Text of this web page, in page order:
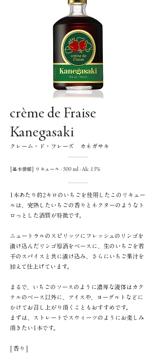
crème de Fraise
Kanegasaki
クレーム・ド・フレーズ カネガサキ
[基本情報] リキュール - 500 ml - Alc. 15%
1本あたり約2キロのいちごを使用したこのリキュー
ルは、完熟したいちごの香りとネクターのようなト
ロっとした酒質が特徴です。
ニュートラルのスピリッツにフレッシュのリンゴを
漬け込んだリンゴ原酒をベースに、生のいちごを若
干のスパイスと共に漬け込み、さらにいちご果汁を
加えて仕上げています。
まるで、いちごのソースのように濃厚な液体はカク
テルのベース以外に、アイスや、ヨーグルトなどに
かけてお召し上がり頂くこともおすすめです。
まずは、ストレートでスウィーツのようにお楽しみ
頂きたい1本です。
[ 香り ]